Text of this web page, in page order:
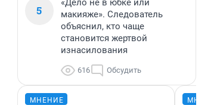
5
«Дело не в юбке или
макияже». Следователь
объяснил, кто чаще
становится жертвой
изнасилования
616 Обсудить
МНЕНИЕ